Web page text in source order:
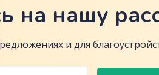
на нашу
и для